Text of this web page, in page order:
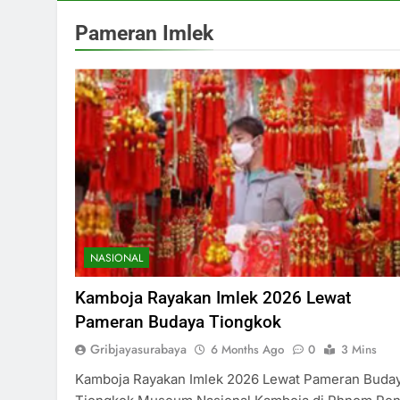
Pameran Imlek
NASIONAL
Kamboja Rayakan Imlek 2026 Lewat
Pameran Budaya Tiongkok
Gribjayasurabaya 6 Months Ago 0
3 Mins
Kamboja Rayakan Imlek 2026 Lewat Pameran